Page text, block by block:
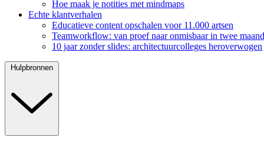
Hoe maak je notities met mindmaps
Echte klantverhalen
Educatieve content opschalen voor 11.000 artsen
Teamworkflow: van proef naar onmisbaar in twee
10 jaar zonder slides: architectuurcolleges heroverwogen
Hulpbronnen